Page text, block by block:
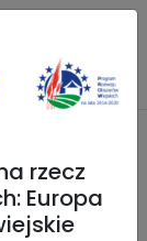
górskie
rzecz
Europa